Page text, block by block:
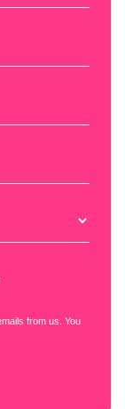
from us. You